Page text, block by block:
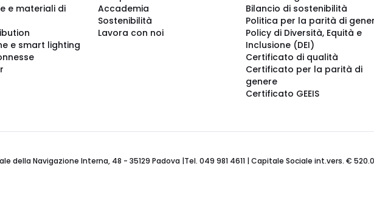
e materiali di
e smart lighting
Accademia
Sostenibilità
Lavora con noi
Bilancio di sostenibilità
Politica per la parità di
Policy di Diversità, Equità e
Inclusione (DEI)
Certificato di qualità
Certificato per la parità di
genere
Certificato GEEIS
della Navigazione Interna, 48 - 35129 Padova |Tel. 049 981 4611 | Capitale Sociale int.vers. €